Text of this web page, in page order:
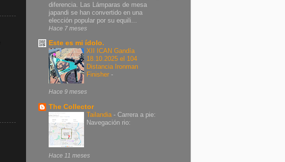
diferencia. Las Lámparas de mesa
japandi se han convertido en una
elección popular por su equili...
Hace 7 meses
Este es mi ídolo.
XII ICAN Gandía
18.10.2025 el 104
Distancia Ironman
Finisher -
Hace 9 meses
The Collector
Tailandia - Carrera a pie:
Navegación rio:
Hace 11 meses